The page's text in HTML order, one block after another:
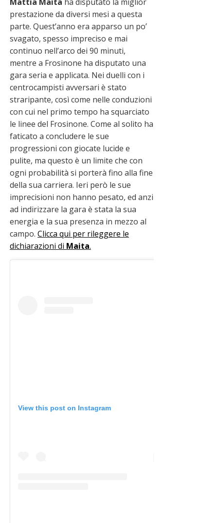
prestazione da diversi mesi a questa
parte. Quest’anno era apparso un po’
svagato, spesso impreciso e mai
continuo nell’arco dei 90 minuti,
mentre a Frosinone ha disputato una
gara seria e applicata. Nei duelli con i
centrocampisti avversari è stato
straripante, così come nelle conduzioni
con cui nel primo tempo ha squarciato
le linee del Frosinone. Come al solito ha
faticato a concludere le sue
progressioni con giocate lucide e
pulite, ma questo è un limite che con
ogni probabilità si porterà fino alla fine
della sua carriera. Ieri però le sue
imprecisioni non hanno pesato, ed anzi
ad indirizzare la gara è stata la sua
energia e la sua presenza in mezzo al
campo. Clicca qui per rileggere le
dichiarazioni di Maita.
View this post on Instagram